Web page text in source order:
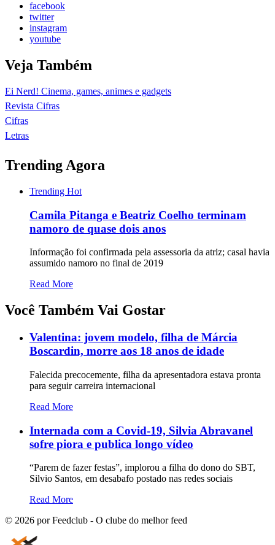
facebook
twitter
instagram
youtube
Veja Também
Ei Nerd! Cinema, games, animes e gadgets
Revista Cifras
Cifras
Letras
Trending Agora
Trending Hot
Camila Pitanga e Beatriz Coelho terminam
namoro de quase dois anos
Informação foi confirmada pela assessoria da atriz; casal havia
assumido namoro no final de 2019
Read More
Você Também Vai Gostar
Valentina: jovem modelo, filha de Márcia
Boscardin, morre aos 18 anos de idade
Falecida precocemente, filha da apresentadora estava pronta
para seguir carreira internacional
Read More
Internada com a Covid-19, Silvia Abravanel
sofre piora e publica longo vídeo
“Parem de fazer festas”, implorou a filha do dono do SBT,
Silvio Santos, em desabafo postado nas redes sociais
Read More
© 2026 por Feedclub - O clube do melhor feed